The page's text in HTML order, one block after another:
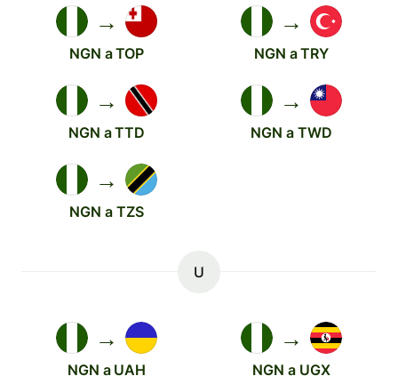
→
NGN a TOP
→
NGN a TRY
→
NGN a TTD
→
NGN a TWD
→
NGN a TZS
U
→
NGN a UAH
→
NGN a UGX